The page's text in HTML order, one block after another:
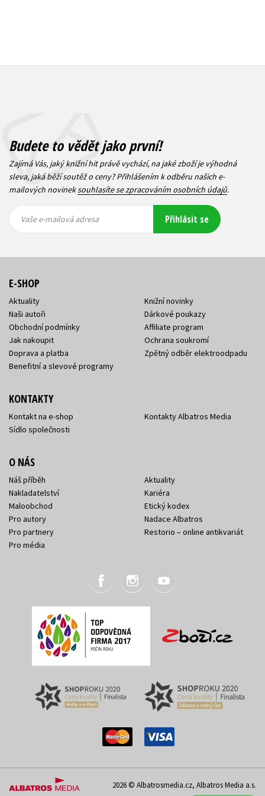
Budete to vědět jako první!
Zajímá Vás, jaký knižní hit právě vychází, na jaké zboží je výhodná
sleva, jaká běží soutěž o ceny? Přihlášením k odběru našich e-
mailových novineksouhlasíte se zpracováním osobních údajů.
mailová
mailová
Vaše e-mailová adresa Přihlásit se
E-SHOP
Aktuality
Naši autoři
Obchodní podmínky
Jak nakoupit
Doprava a platba
Benefitní a slevové programy
Knižní novinky
Dárkové poukazy
Affiliate program
Ochrana soukromí
Zpětný odběr elektroodpadu
KONTAKTY
Kontakt na e-shop
Sídlo společnosti
Kontakty Albatros Media
O NÁS
Náš příběh
Nakladatelství
Maloobchod
Pro autory
Pro partnery
Pro média
Aktuality
Kariéra
Etický kodex
Nadace Albatros
Restorio – online antikvariát
2026 © Albatrosmedia.cz, Albatros Media a.s.